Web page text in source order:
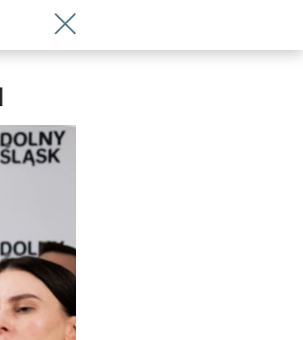
Wróć do artykułu Miasto dostało 65